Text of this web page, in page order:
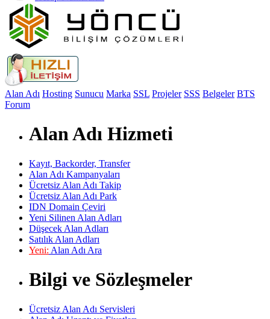
Alan Adı Hosting Sunucu Marka SSL Projeler SSS Belgeler BTS
Forum
Alan Adı Hizmeti
Kayıt, Backorder, Transfer
Alan Adı Kampanyaları
Ücretsiz Alan Adı Takip
Ücretsiz Alan Adı Park
IDN Domain Çeviri
Yeni Silinen Alan Adları
Düşecek Alan Adları
Satılık Alan Adları
Yeni: Alan Adı Ara
Bilgi ve Sözleşmeler
Ücretsiz Alan Adı Servisleri